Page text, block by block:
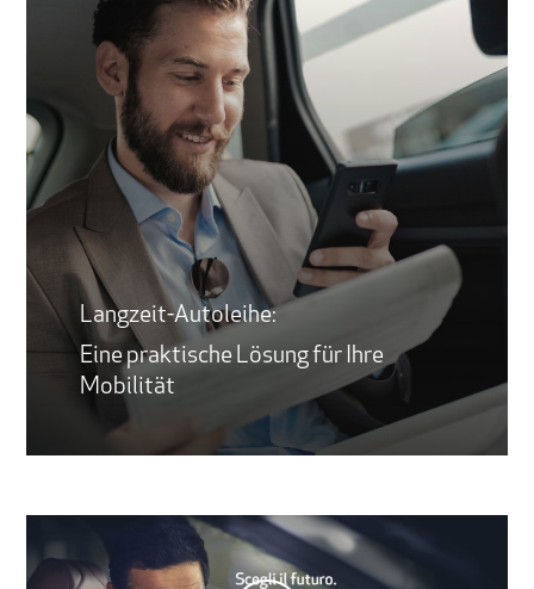
Langzeit-Autoleihe:
Eine praktische Lösung für Ihre
Mobilität
Play Video
Play Video